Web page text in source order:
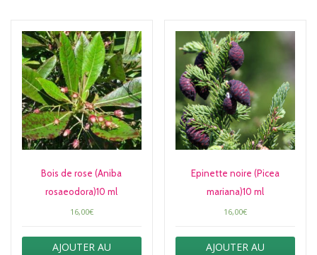
Bois de rose (Aniba
rosaeodora)10 ml
16,00€
AJOUTER AU
Epinette noire (Picea
mariana)10 ml
16,00€
AJOUTER AU